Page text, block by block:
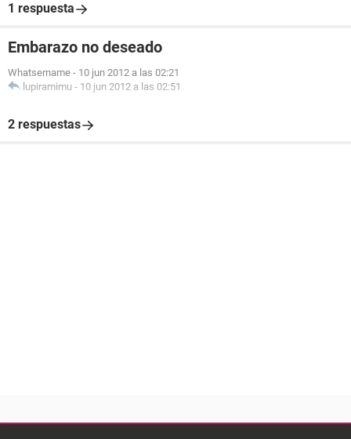
1 respuesta
Embarazo no deseado
Whatsername - 10 jun 2012 a las 02:21
lupiramimu - 10 jun 2012 a las 02:51
2 respuestas